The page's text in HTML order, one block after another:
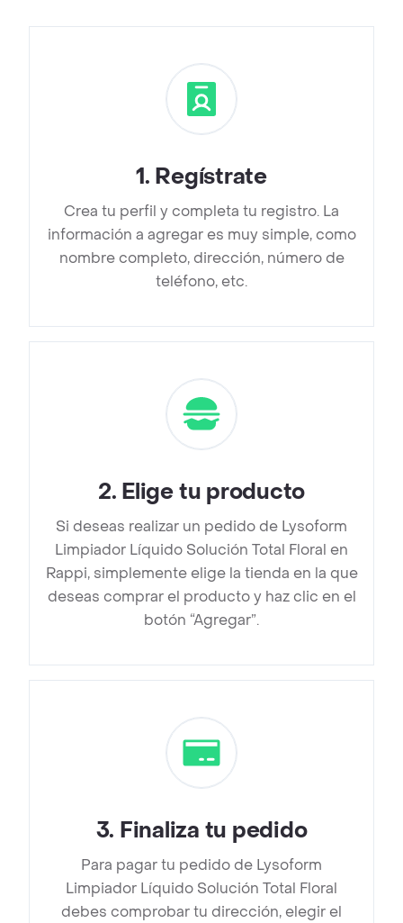
1. Regístrate
Crea tu perfil y completa tu registro. La
información a agregar es muy simple, como
nombre completo, dirección, número de
teléfono, etc.
2. Elige tu producto
Si deseas realizar un pedido de Lysoform
Limpiador Líquido Solución Total Floral en
Rappi, simplemente elige la tienda en la que
deseas comprar el producto y haz clic en el
botón “Agregar”.
3. Finaliza tu pedido
Para pagar tu pedido de Lysoform
Limpiador Líquido Solución Total Floral
debes comprobar tu dirección, elegir el